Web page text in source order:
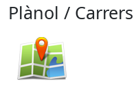
Plànol / Carrers